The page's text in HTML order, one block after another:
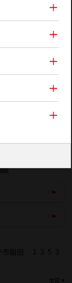
市稲田 １３５３